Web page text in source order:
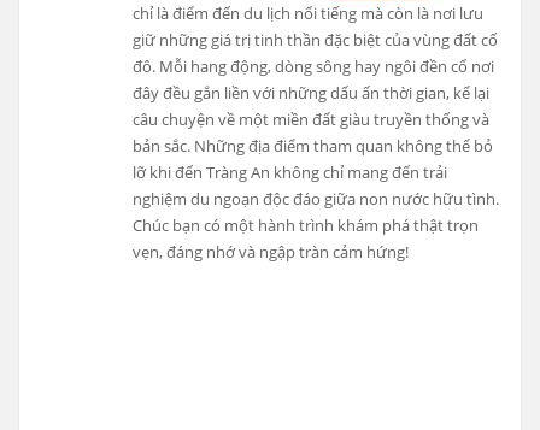
chỉ là điểm đến du lịch nổi tiếng mà còn là nơi lưu
giữ những giá trị tinh thần đặc biệt của vùng đất cố
đô. Mỗi hang động, dòng sông hay ngôi đền cổ nơi
đây đều gắn liền với những dấu ấn thời gian, kể lại
câu chuyện về một miền đất giàu truyền thống và
bản sắc. Những địa điểm tham quan không thể bỏ
lỡ khi đến Tràng An không chỉ mang đến trải
nghiệm du ngoạn độc đáo giữa non nước hữu tình.
Chúc bạn có một hành trình khám phá thật trọn
vẹn, đáng nhớ và ngập tràn cảm hứng!